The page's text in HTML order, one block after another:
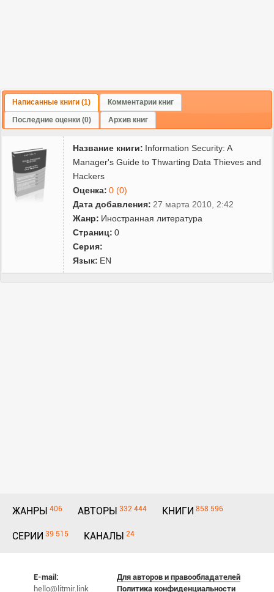
Написанные книги (1) Комментарии книг
Последние оценки (0) Архив книг
Название книги: Information Security: A
Manager's Guide to Thwarting Data Thieves and
Hackers
Оценка: 0 (0)
Дата добавления: 27 марта 2010, 2:42
Жанр: Иностранная литература
Страниц: 0
Серия:
Язык: EN
ЖАНРЫ 406 АВТОРЫ 332 444 КНИГИ 858 596
СЕРИИ 39 515 КАНАЛЫ 24
E-mail:
hello@litmir.link
Для авторов и правообладателей
Политика конфиденциальности